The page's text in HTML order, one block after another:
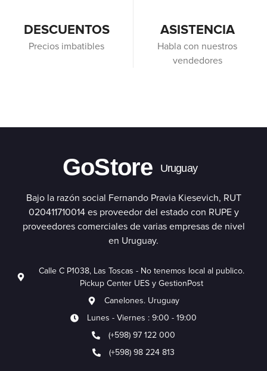
DESCUENTOS
Precios imbatibles
ASISTENCIA
Habla con nuestros
vendedores
GoStore Uruguay
Bajo la razón social Fernando Pravia Kiesevich, RUT
020411710014 es proveedor del estado con RUPE y
proveedores comerciales de varias empresas de nivel
en Uruguay.
Calle C P1038, Las Toscas - No tenemos local al publico.
Pickup Center UES y GestionPost
Canelones. Uruguay
Lunes - Viernes : 9:00 - 19:00
(+598) 97 122 000
(+598) 98 224 813